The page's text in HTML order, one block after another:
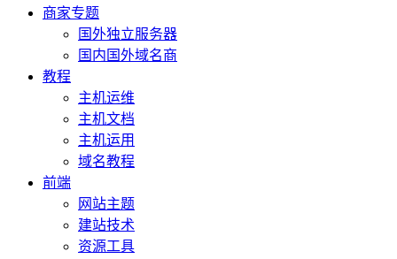
商家专题
国外独立服务器
国内国外域名商
教程
主机运维
主机文档
主机运用
域名教程
前端
网站主题
建站技术
资源工具